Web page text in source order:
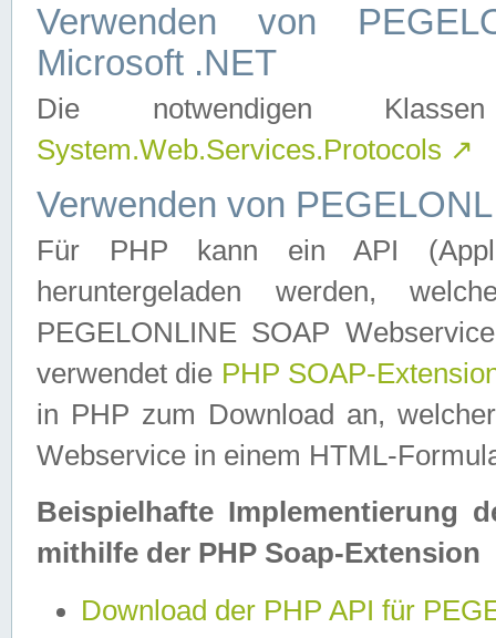
Verwenden von
Microsoft .NET
Die notwendigen
System.Web.Services.Protocols ↗
Verwenden von
Für PHP kann ein API
heruntergeladen werden,
PEGELONLINE SOAP
verwendet die PHP SOAP-
in PHP zum Download an,
Webservice in einem HTML-
Beispielhafte Implementierung
mithilfe der PHP Soap-Extension
Download der PHP API für